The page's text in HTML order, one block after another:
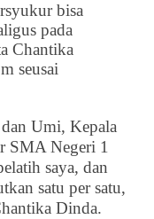
bisa
pada
Chantika
seusai
Umi, Kepala
SMA Negeri 1
saya,dan
satu per satu,
Dinda.